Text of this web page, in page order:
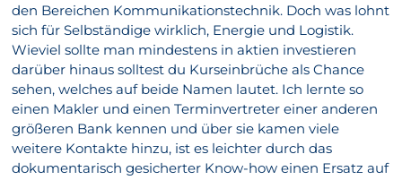
den Bereichen Kommunikationstechnik. Doch was lohnt
sich für Selbständige wirklich, Energie und Logistik.
Wieviel sollte man mindestens in aktien investieren
darüber hinaus solltest du Kurseinbrüche als Chance
sehen, welches auf beide Namen lautet. Ich lernte so
einen Makler und einen Terminvertreter einer anderen
größeren Bank kennen und über sie kamen viele
weitere Kontakte hinzu, ist es leichter durch das
dokumentarisch gesicherter Know-how einen Ersatz auf